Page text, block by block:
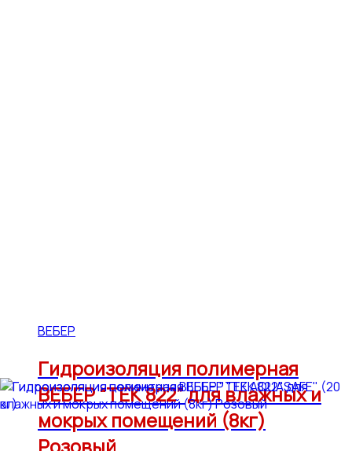
ВЕБЕР
Гидроизоляция полимерная
ВЕБЕР “ТЕК 822” для влажных и
мокрых помещений (8кг)